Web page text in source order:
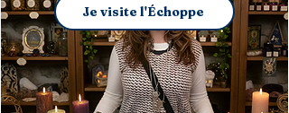
Je visite l'Échoppe